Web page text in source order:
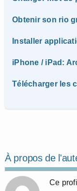
Obtenir son rio
Installer
iPhone / iPad:
Télécharger les
À propos de
Ce